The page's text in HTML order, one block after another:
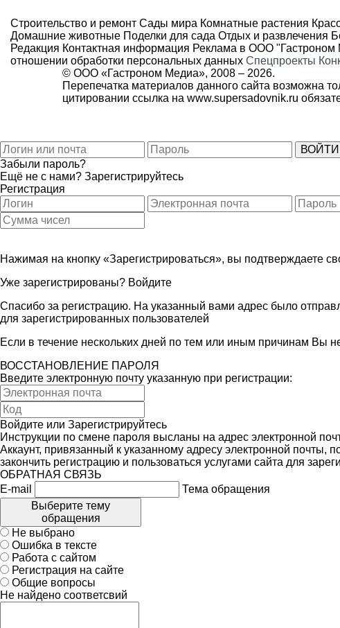
Строительство и ремонт Сады мира Комнатные растения
Домашние животные Поделки для сада Отдых и развлечения
Редакция Контактная информация Реклама в ООО "Гастроном
отношении обработки персональных данных Спецпроекты
© ООО «Гастроном Медиа», 2008 – 2026.
Перепечатка материалов данного сайта возможна
цитировании ссылка на www.supersadovnik.ru
Забыли пароль?
Ещё не с нами? Зарегистрируйтесь
Регистрация
Нажимая на кнопку «Зарегистрироваться», вы подтверждаете
Уже зарегистрированы? Войдите
Спасибо за регистрацию. На указанный вами адрес было
для зарегистрированных пользователей
Если в течение нескольких дней по тем или иным причинам Вы
ВОССТАНОВЛЕНИЕ ПАРОЛЯ
Введите электронную почту указанную при регистрации:
Войдите или Зарегистрируйтесь
Инструкции по смене пароля высланы на адрес электронной
Аккаунт, привязанный к указанному адресу электронной
закончить регистрацию и пользоваться услугами сайта для
ОБРАТНАЯ СВЯЗЬ
E-mail
Тема обращения
Выберите тему
обращения
Не выбрано
Ошибка в тексте
Работа с сайтом
Регистрация на сайте
Общие вопросы
Не найдено соответсвий